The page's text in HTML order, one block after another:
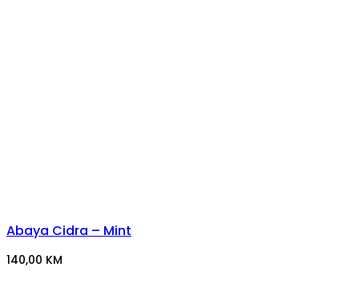
Abaya Cidra – Mint
140,00 KM